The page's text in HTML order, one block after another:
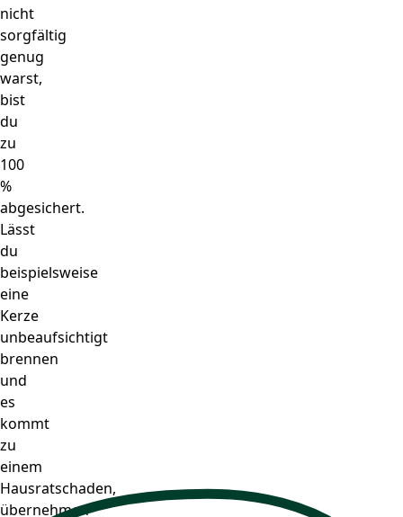
nicht
sorgfältig
genug
warst,
bist
du
zu
100
%
abgesichert.
Lässt
du
beispielsweise
eine
Kerze
unbeaufsichtigt
brennen
und
es
kommt
zu
einem
Hausratschaden,
übernehmen